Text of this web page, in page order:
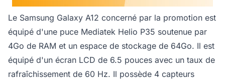
Le Samsung Galaxy A12 concerné par la promotion est
équipé d'une puce Mediatek Helio P35 soutenue par
4Go de RAM et un espace de stockage de 64Go. Il est
équipé d'un écran LCD de 6.5 pouces avec un taux de
rafraîchissement de 60 Hz. Il possède 4 capteurs